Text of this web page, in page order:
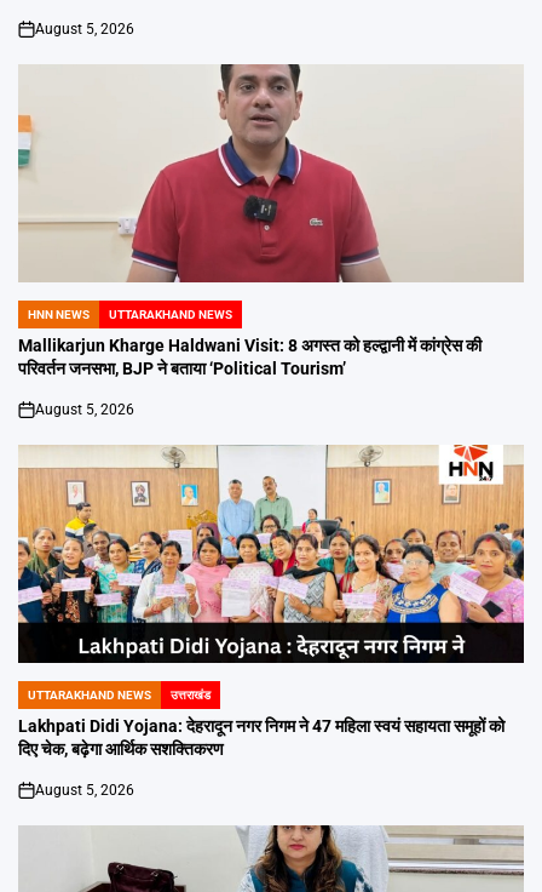
on
August 5, 2026
POSTED
IN
HNN NEWS UTTARAKHAND NEWS
Mallikarjun Kharge Haldwani Visit: 8 अगस्त को हल्द्वानी में कांग्रेस की
परिवर्तन जनसभा, BJP ने बताया ‘Political Tourism’
on
August 5, 2026
POSTED
IN
UTTARAKHAND NEWS उत्तराखंड
Lakhpati Didi Yojana: देहरादून नगर निगम ने 47 महिला स्वयं सहायता समूहों को
दिए चेक, बढ़ेगा आर्थिक सशक्तिकरण
on
August 5, 2026